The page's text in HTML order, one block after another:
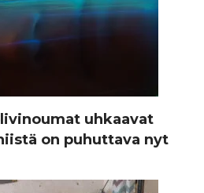
uhkaavat
on puhuttava nyt